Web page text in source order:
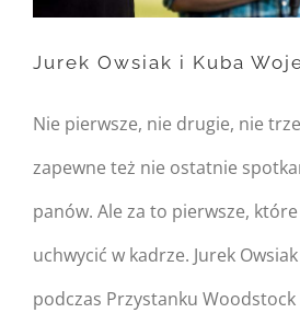
/home/nipo/
content/
Jurek Owsiak
Jurek Owsiak i Kuba
Nie pierwsze, nie drugie, nie
zapewne też nie ostatnie
panów. Ale za to pierwsze, które
uchwycić w kadrze. Jurek
podczas Przystanku Woodstock
Warning: